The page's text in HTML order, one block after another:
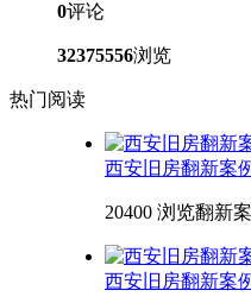
0评论
32375556浏览
热门阅读
西安旧房翻新案
20400 浏览翻新
西安旧房翻新